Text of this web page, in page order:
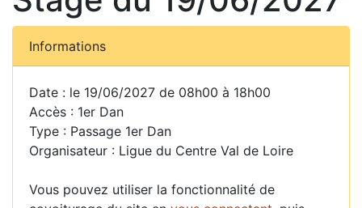
Informations
Date : le 19/06/2027 de 08h00 à 18h00
Accès : 1er Dan
Type : Passage 1er Dan
Organisateur : Ligue du Centre Val de Loire
Vous pouvez utiliser la fonctionnalité de